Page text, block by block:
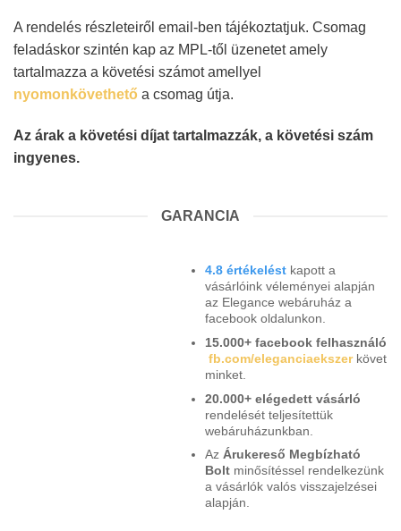
A rendelés részleteiről email-ben tájékoztatjuk. Csomag
feladáskor szintén kap az MPL-től üzenetet amely
tartalmazza a követési számot amellyel
nyomonkövethető a csomag útja.
Az árak a követési díjat tartalmazzák, a követési szám
ingyenes.
GARANCIA
4.8 értékelést kapott a
vásárlóink véleményei alapján
az Elegance webáruház a
facebook oldalunkon.
15.000+ facebook felhasználó
fb.com/eleganciaekszerkövet
minket.
20.000+ elégedett vásárló
rendelését teljesítettük
webáruházunkban.
Az Árukereső Megbízható
Bolt minősítéssel rendelkezünk
a vásárlók valós visszajelzései
alapján.